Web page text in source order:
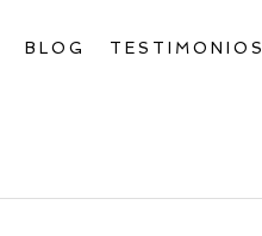
BLOG TESTIMONIOS